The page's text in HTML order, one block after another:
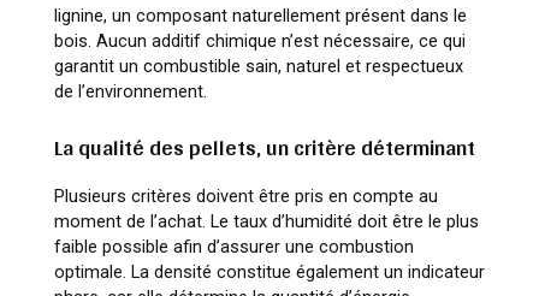
lignine, un composant naturellement présent dans le
bois. Aucun additif chimique n’est nécessaire, ce qui
garantit un combustible sain, naturel et respectueux
de l’environnement.
La qualité des pellets, un critère déterminant
Plusieurs critères doivent être pris en compte au
moment de l’achat. Le taux d’humidité doit être le plus
faible possible afin d’assurer une combustion
optimale. La densité constitue également un indicateur